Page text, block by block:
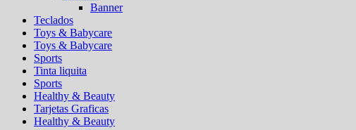
Banner
Teclados
Toys & Babycare
Toys & Babycare
Sports
Tinta liquita
Sports
Healthy & Beauty
Tarjetas Graficas
Healthy & Beauty